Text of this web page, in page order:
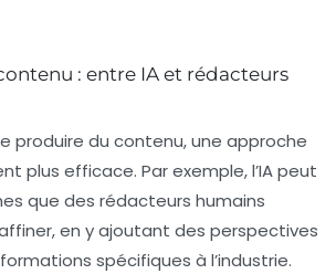
: entre IA et rédacteurs
produire du contenu, une approche
plus efficace. Par exemple, l’IA peut
que des rédacteurs humains
en y ajoutant des perspectives
spécifiques à l’industrie.